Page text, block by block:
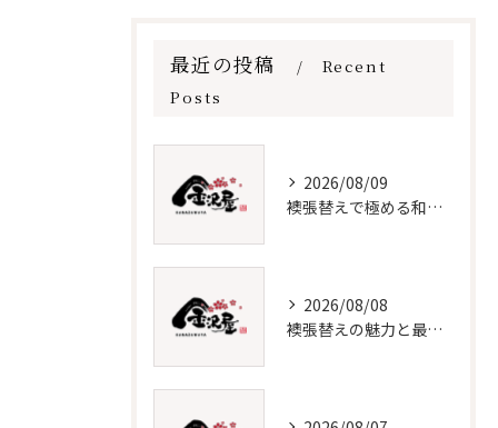
最近の投稿
Recent
Posts
2026/08/09
襖張替えで極める和室インテリア術
2026/08/08
襖張替えの魅力と最新デザイン技術